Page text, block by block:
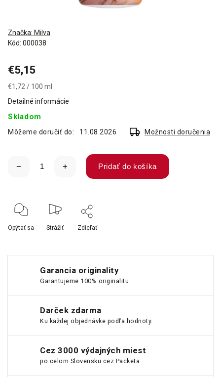
Kód: 000038
Značka: Milva
€5,15
€1,72 / 100 ml
Skladom
Môžeme doručiť do: 11.08.2026 Možnosti doručenia
Pridať do košíka
Detailné informácie
Opýtať sa Strážiť Zdieľať
Garancia originality
Garantujeme 100% originalitu
Darček zdarma
Ku každej objednávke podľa hodnoty.
Cez 3000 výdajných miest
po celom Slovensku cez Packeta